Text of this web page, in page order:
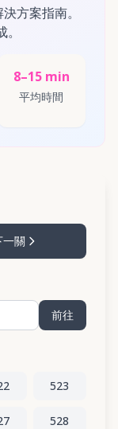
方案指南。
8–15 min
平均時間
一關
前往
523
528